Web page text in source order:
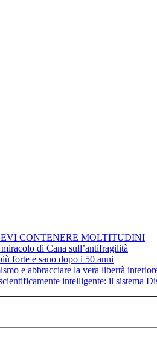
CONTENERE MOLTITUDINI
di Cana sull’antifragilità
forte e sano dopo i 50 anni
e abbracciare la vera libertà
intelligente: il sistema